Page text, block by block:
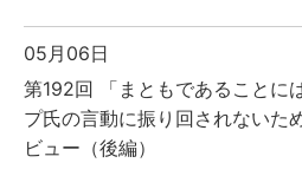
05月06日
第192回 「まともであること
プ氏の言動に振り回されないた
ビュー（後編）